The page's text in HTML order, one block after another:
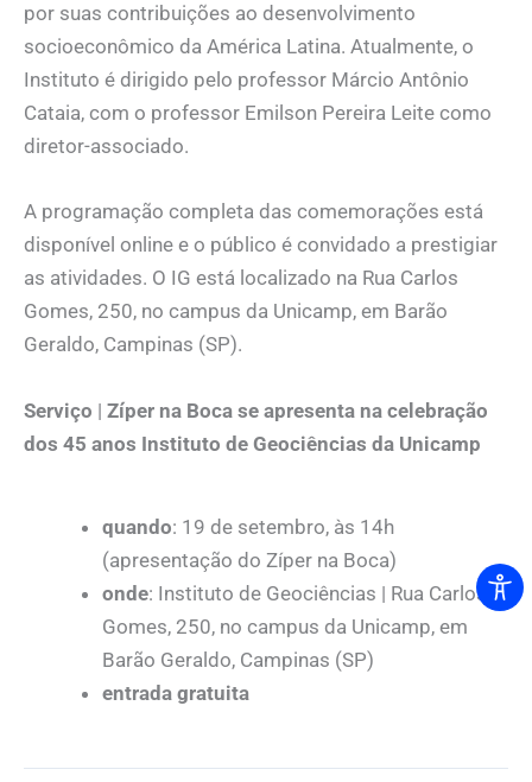
por suas contribuições ao desenvolvimento
socioeconômico da América Latina. Atualmente, o
Instituto é dirigido pelo professor Márcio Antônio
Cataia, com o professor Emilson Pereira Leite como
diretor-associado.
A programação completa das comemorações está
disponível online e o público é convidado a prestigiar
as atividades. O IG está localizado na Rua Carlos
Gomes, 250, no campus da Unicamp, em Barão
Geraldo, Campinas (SP).
Serviço | Zíper na Boca se apresenta na celebração
dos 45 anos Instituto de Geociências da Unicamp
quando: 19 de setembro, às 14h
(apresentação do Zíper na Boca)
onde: Instituto de Geociências | Rua Carlos
Gomes, 250, no campus da Unicamp, em
Barão Geraldo, Campinas (SP)
entrada gratuita